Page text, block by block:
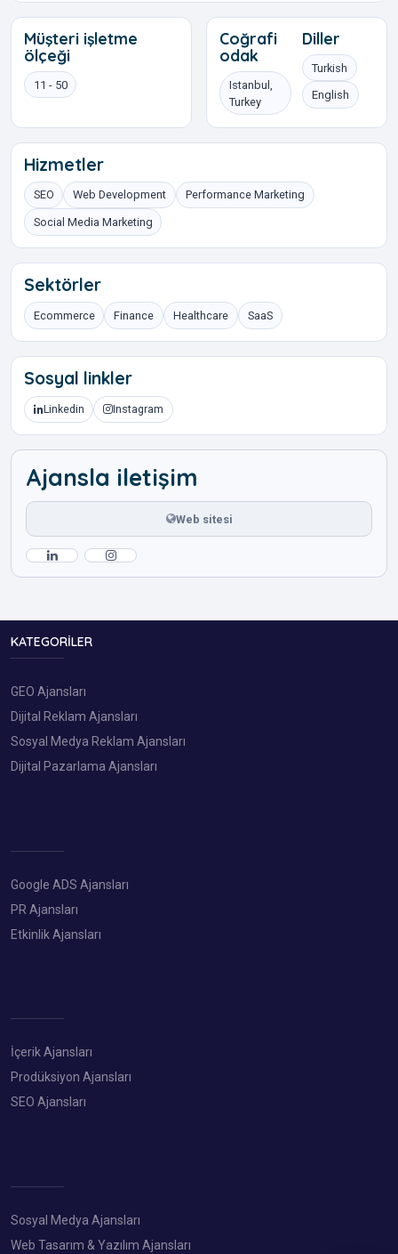
Müşteri işletme
ölçeği
11 - 50
Coğrafi
odak
Istanbul,
Turkey
Diller
Turkish
English
Hizmetler
SEO Web Development Performance Marketing
Social Media Marketing
Sektörler
Ecommerce Finance Healthcare SaaS
Sosyal linkler
Linkedin Instagram
Ajansla iletişim
Web sitesi
KATEGORILER
GEO Ajansları
Dijital Reklam Ajansları
Sosyal Medya Reklam Ajansları
Dijital Pazarlama Ajansları
Google ADS Ajansları
PR Ajansları
Etkinlik Ajansları
İçerik Ajansları
Prodüksiyon Ajansları
SEO Ajansları
Sosyal Medya Ajansları
Web Tasarım & Yazılım Ajansları